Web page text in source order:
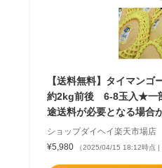
【送料無料】タイマン
約2kg前後 6-8玉入★一
途送料が必要となる場合
ショップダイヘイ楽天市場店
¥5,980
（2025/04/15 18:12時点 |